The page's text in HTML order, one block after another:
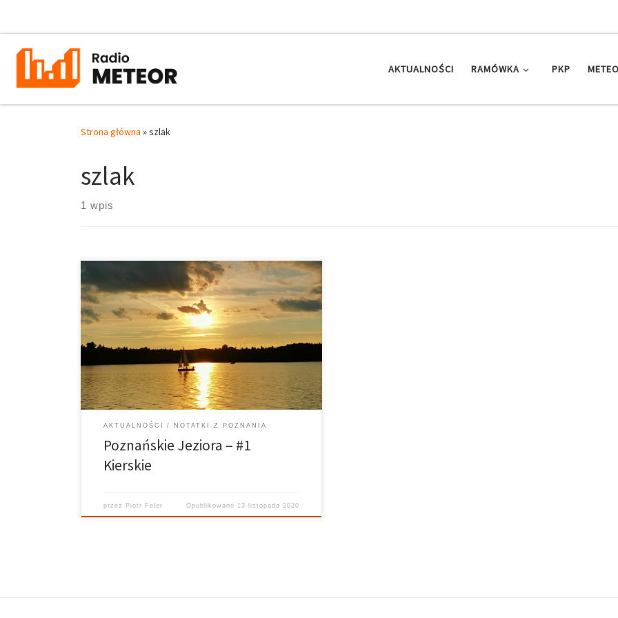
AKTUALNOŚCI RAMÓWKA PKP
Strona główna »szlak
szlak
1 wpis
Historia i położenie Jezioro Kierskie swoją obecną
budowę zawdzięcza zlodowaceniom, które wraz z
przesuwaniem się lądolodu i podziemnych rzek
tworzyły długie, strome i głębokie wyżłobienia. Stąd
też większość jezior tego typu ma na terenie polski
położenie południkowe. Na pochodzenie jeziora […]
AKTUALNOŚCI NOTATKI Z POZNANIA
Poznańskie Jeziora – #1
Kierskie
przez Piotr Feler Opublikowano 13 listopada 2020